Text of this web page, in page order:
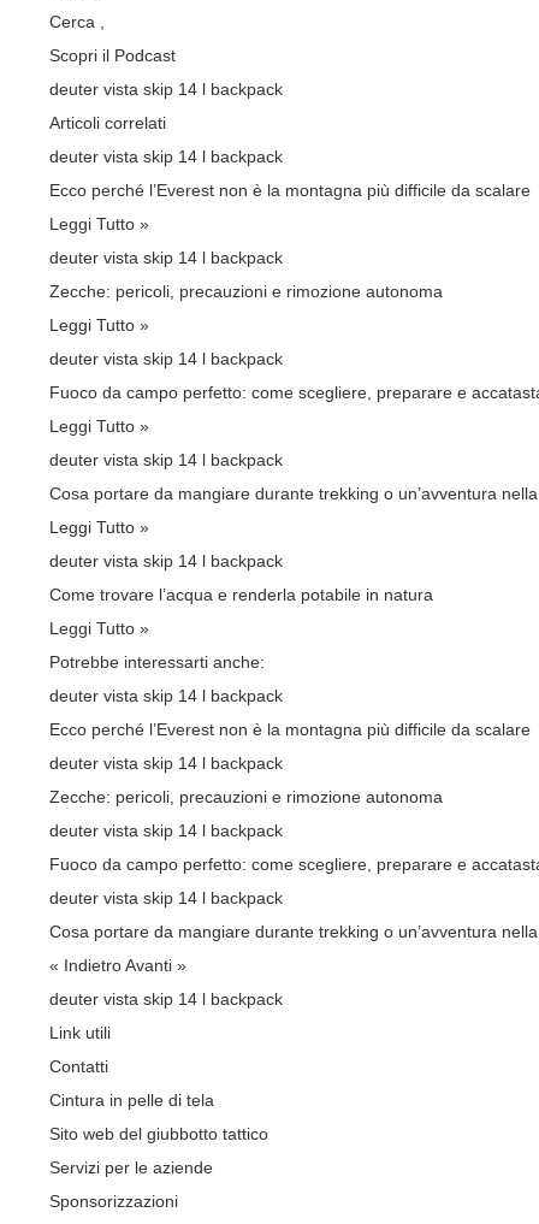
Cerca
Scopri il Podcast
deuter vista skip 14 l backpack
Articoli correlati
deuter vista skip 14 l backpack
Ecco perché l’Everest non è la montagna più difficile da scalare
Leggi Tutto »
deuter vista skip 14 l backpack
Zecche: pericoli, precauzioni e rimozione autonoma
Leggi Tutto »
deuter vista skip 14 l backpack
Fuoco da campo perfetto: come scegliere, preparare e
Leggi Tutto »
deuter vista skip 14 l backpack
Cosa portare da mangiare durante trekking o un’avventura
Leggi Tutto »
deuter vista skip 14 l backpack
Come trovare l’acqua e renderla potabile in natura
Leggi Tutto »
Potrebbe interessarti anche:
deuter vista skip 14 l backpack
Ecco perché l’Everest non è la montagna più difficile da scalare
deuter vista skip 14 l backpack
Zecche: pericoli, precauzioni e rimozione autonoma
deuter vista skip 14 l backpack
Fuoco da campo perfetto: come scegliere, preparare e
deuter vista skip 14 l backpack
Cosa portare da mangiare durante trekking o un’avventura
« IndietroAvanti »
deuter vista skip 14 l backpack
Link utili
Contatti
Cintura in pelle di tela
Sito web del giubbotto tattico
Servizi per le aziende
Sponsorizzazioni